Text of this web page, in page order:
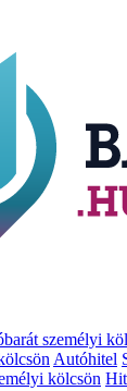
személyi
Autóhitel
kölcsön